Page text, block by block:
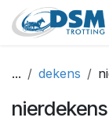
Overslaan naar
... dekens
nierdekens